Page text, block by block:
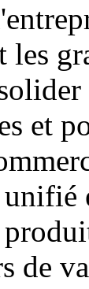
les
et
de